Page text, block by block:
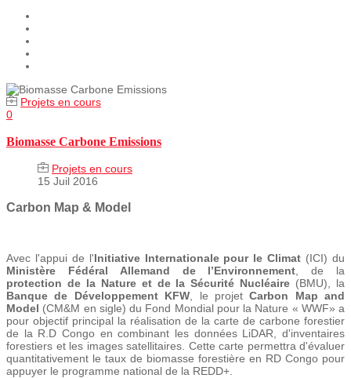
Projets en cours
0
Biomasse Carbone Emissions
Projets en cours
15 Juil 2016
Carbon Map & Model
Avec l'appui de l'Initiative Internationale pour le Climat (ICI) du
Ministère Fédéral Allemand de l’Environnement , de la
protection de la Nature et de la Sécurité Nucléaire (BMU), la
Banque de Développement KFW , le projetCarbon Map and
Model (CM&M en sigle) du Fond Mondial pour la Nature « WWF» a
pour objectif principal la réalisation de la carte de carbone forestier
de la R.D Congo en combinant les données LiDAR, d'inventaires
forestiers et les images satellitaires. Cette carte permettra d'évaluer
quantitativement le taux de biomasse forestière en RD Congo pour
appuyer le programme national de la REDD+.